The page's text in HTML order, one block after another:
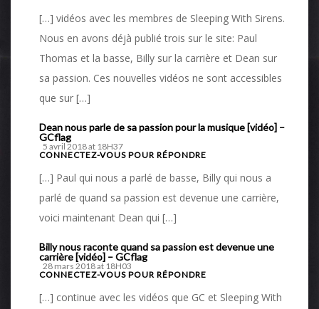
[…] vidéos avec les membres de Sleeping With Sirens.
Nous en avons déjà publié trois sur le site: Paul
Thomas et la basse, Billy sur la carrière et Dean sur
sa passion. Ces nouvelles vidéos ne sont accessibles
que sur […]
Dean nous parle de sa passion pour la musique [vidéo] –
GCflag
5 avril 2018 at 18H37
CONNECTEZ-VOUS POUR RÉPONDRE
[…] Paul qui nous a parlé de basse, Billy qui nous a
parlé de quand sa passion est devenue une carrière,
voici maintenant Dean qui […]
Billy nous raconte quand sa passion est devenue une
carrière [vidéo] – GCflag
28 mars 2018 at 18H03
CONNECTEZ-VOUS POUR RÉPONDRE
[…] continue avec les vidéos que GC et Sleeping With